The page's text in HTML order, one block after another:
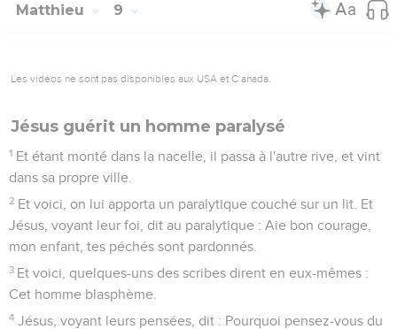
Matthieu 9
Les vidéos ne sont pas disponibles aux USA et C anada.
Jésus guérit un homme paralysé
1 Et étant monté dans la nacelle, il passa à l'autre rive, et vint
dans sa propre ville.
2 Et voici, on lui apporta un paralytique couché sur un lit. Et
Jésus, voyant leur foi, dit au paralytique : Aie bon courage,
mon enfant, tes péchés sont pardonnés.
3 Et voici, quelques-uns des scribes dirent en eux-mêmes :
Cet homme blasphème.
4 Jésus, voyant leurs pensées, dit : Pourquoi pensez-vous du